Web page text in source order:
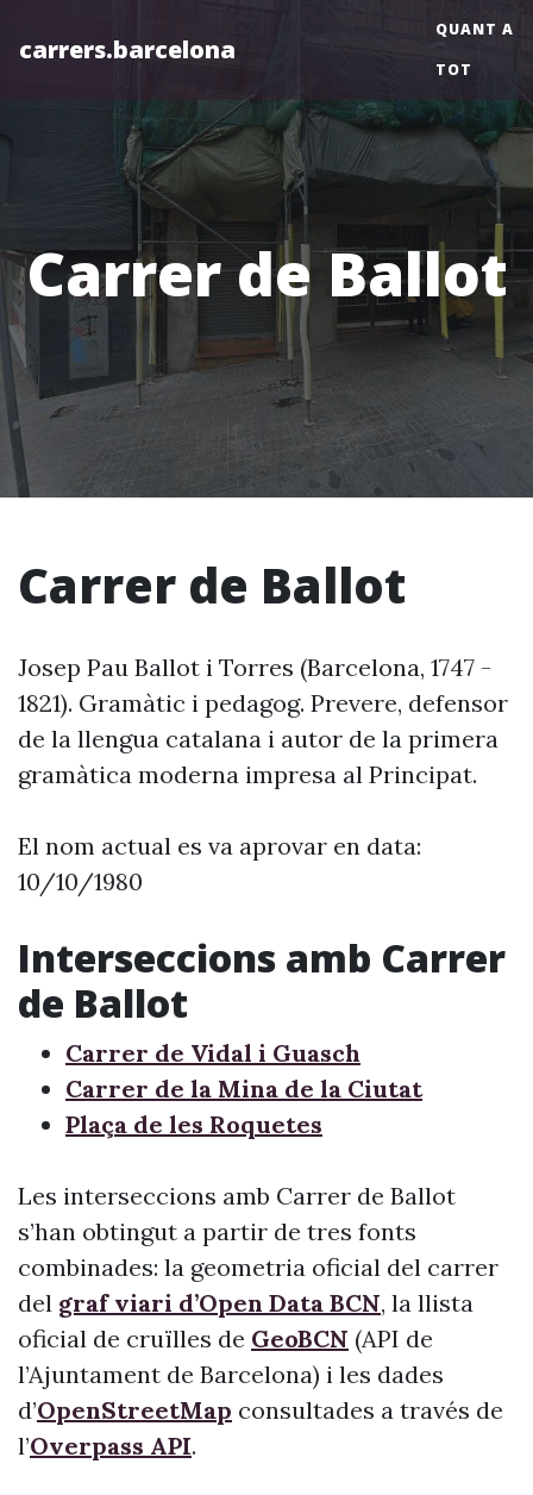
carrers.barcelona
QUANT A
TOT
Carrer de Ballot
Carrer de Ballot
Josep Pau Ballot i Torres (Barcelona, 1747 -
1821). Gramàtic i pedagog. Prevere, defensor
de la llengua catalana i autor de la primera
gramàtica moderna impresa al Principat.
El nom actual es va aprovar en data:
10/10/1980
Interseccions amb Carrer
de Ballot
Carrer de Vidal i Guasch
Carrer de la Mina de la Ciutat
Plaça de les Roquetes
Les interseccions amb Carrer de Ballot
s’han obtingut a partir de tres fonts
combinades: la geometria oficial del carrer
del graf viari d’Open Data BCN, la llista
oficial de cruïlles de GeoBCN (API de
l’Ajuntament de Barcelona) i les dades
d’OpenStreetMap consultades a través de
l’Overpass API.